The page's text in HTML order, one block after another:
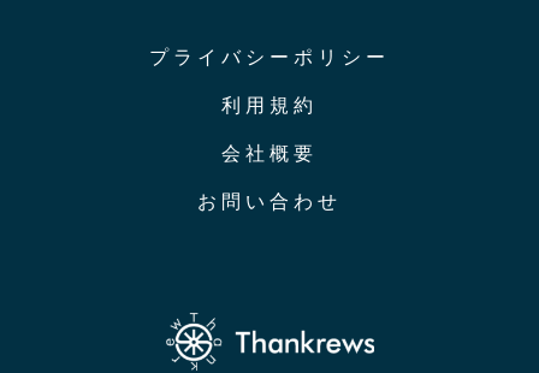
プライバシーポリシー
利用規約
会社概要
お問い合わせ